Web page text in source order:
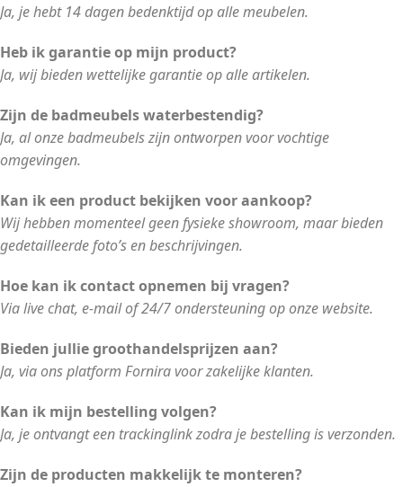
Ja, je hebt 14 dagen bedenktijd op alle meubelen.
Heb ik garantie op mijn product?
Ja, wij bieden wettelijke garantie op alle artikelen.
Zijn de badmeubels waterbestendig?
Ja, al onze badmeubels zijn ontworpen voor vochtige
omgevingen.
Kan ik een product bekijken voor aankoop?
Wij hebben momenteel geen fysieke showroom, maar bieden
gedetailleerde foto’s en beschrijvingen.
Hoe kan ik contact opnemen bij vragen?
Via live chat, e-mail of 24/7 ondersteuning op onze website.
Bieden jullie groothandelsprijzen aan?
Ja, via ons platform Fornira voor zakelijke klanten.
Kan ik mijn bestelling volgen?
Ja, je ontvangt een trackinglink zodra je bestelling is verzonden.
Zijn de producten makkelijk te monteren?